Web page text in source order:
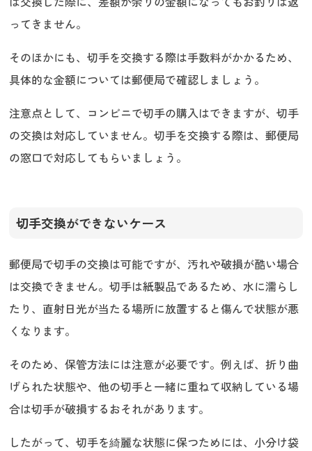
ってきません。
そのほかにも、切手を交換する際は手数料がかかるため、
具体的な金額については郵便局で確認しましょう。
注意点として、コンビニで切手の購入はできますが、切手
の交換は対応していません。切手を交換する際は、郵便局
の窓口で対応してもらいましょう。
切手交換ができないケース
郵便局で切手の交換は可能ですが、汚れや破損が酷い場合
は交換できません。切手は紙製品であるため、水に濡らし
たり、直射日光が当たる場所に放置すると傷んで状態が悪
くなります。
そのため、保管方法には注意が必要です。例えば、折り曲
げられた状態や、他の切手と一緒に重ねて収納している場
合は切手が破損するおそれがあります。
したがって、切手を綺麗な状態に保つためには、小分け袋